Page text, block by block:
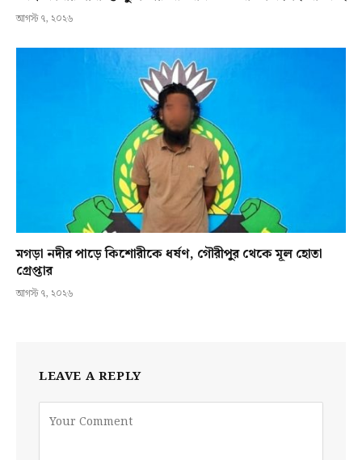
আগস্ট ৭, ২০২৬
মগড়া নদীর পাড়ে কিশোরীকে ধর্ষণ, গৌরীপুর থেকে মূল হোতা
গ্রেপ্তার
আগস্ট ৭, ২০২৬
LEAVE A REPLY